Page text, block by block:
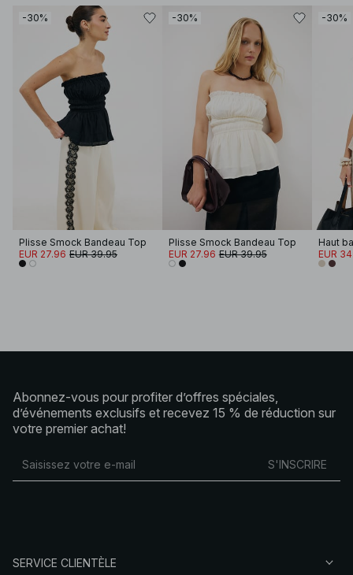
-30%
Plisse Smock Bandeau Top
EUR 27.96 EUR 39.95
-30%
Plisse Smock Bandeau Top
EUR 27.96 EUR 39.95
-30%
Haut
EUR
Abonnez-vous pour profiter d’offres spéciales,
d’événements exclusifs et recevez 15 % de réduction sur
votre premier achat!
S'INSCRIRE
SERVICE CLIENTÈLE